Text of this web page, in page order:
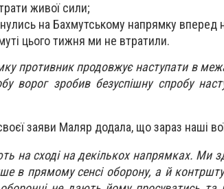
живої сили;
на Бахмутському напрямку вперед
цього тижня ми не втратили.
противник продовжує наступати в
ворог зробив безуспішну спробу
заяви Маляр додала, що зараз наші
на сході на декількох напрямках. Ми
в прямому сенсі оборону, а й